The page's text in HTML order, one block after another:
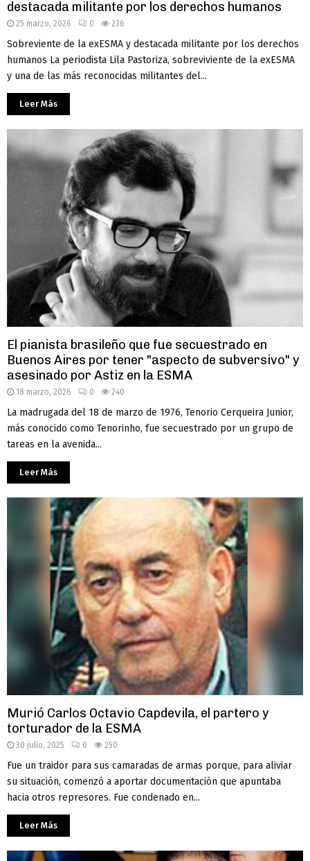
destacada militante por los derechos humanos
25 marzo, 2026 0 236
Sobreviente de la exESMA y destacada militante por los derechos
humanos La periodista Lila Pastoriza, sobreviviente de la exESMA
y una de las más reconocidas militantes del...
Leer Más
El pianista brasileño que fue secuestrado en
Buenos Aires por tener "aspecto de subversivo" y
asesinado por Astiz en la ESMA
18 marzo, 2026 0 240
La madrugada del 18 de marzo de 1976, Tenorio Cerqueira Junior,
más conocido como Tenorinho, fue secuestrado por un grupo de
tareas en la avenida...
Leer Más
Murió Carlos Octavio Capdevila, el partero y
torturador de la ESMA
30 julio, 2025 0 250
Fue un traidor para sus camaradas de armas porque, para aliviar
su situación, comenzó a aportar documentación que apuntaba
hacia otros represores. Fue condenado en...
Leer Más